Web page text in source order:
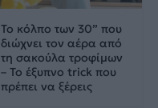
Το κόλπο των 30” που
διώχνει τον αέρα από
τη σακούλα τροφίμων
– Το έξυπνο trick που
πρέπει να ξέρεις